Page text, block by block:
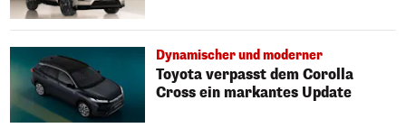
Dynamischer und moderner
Toyota verpasst dem Corolla
Cross ein markantes Update